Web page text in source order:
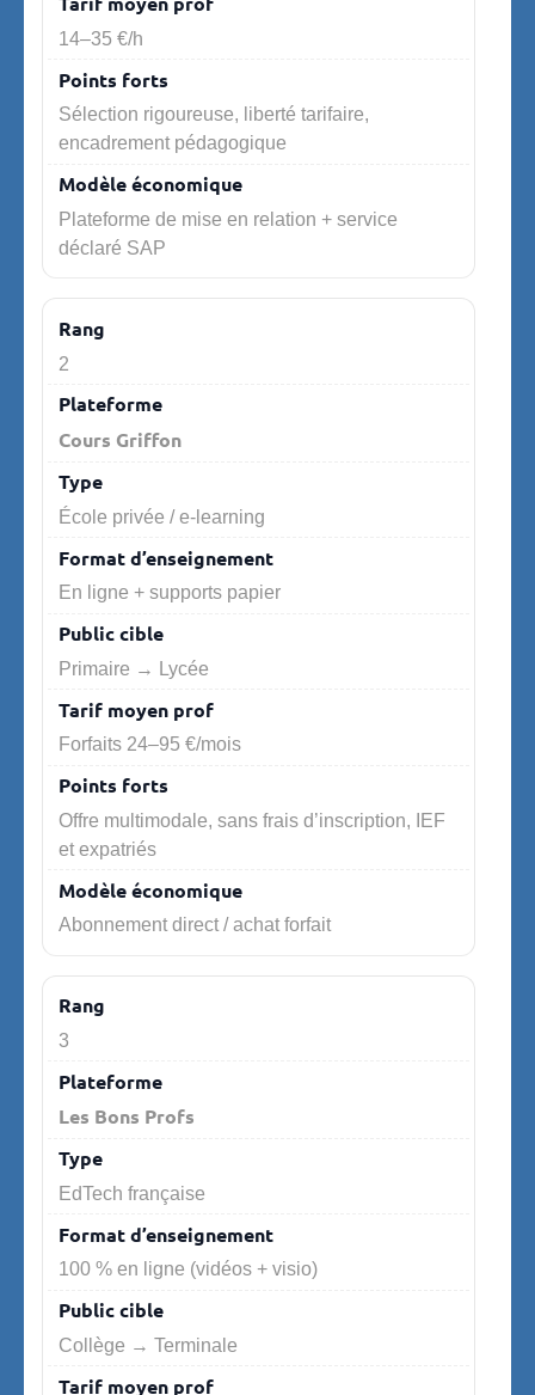
14–35 €/h
Sélection rigoureuse, liberté tarifaire,
encadrement pédagogique
Plateforme de mise en relation + service
déclaré SAP
2
Cours Griffon
École privée / e-learning
En ligne + supports papier
Primaire → Lycée
Forfaits 24–95 €/mois
Offre multimodale, sans frais d’inscription, IEF
et expatriés
Abonnement direct / achat forfait
3
Les Bons Profs
EdTech française
100 % en ligne (vidéos + visio)
Collège → Terminale